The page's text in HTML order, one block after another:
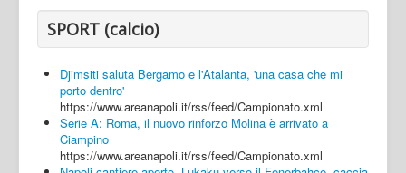
SPORT (calcio)
Djimsiti saluta Bergamo e l'Atalanta, 'una casa che mi
porto dentro'
https://www.areanapoli.it/rss/feed/Campionato.xml
Serie A: Roma, il nuovo rinforzo Molina è arrivato a
Ciampino
https://www.areanapoli.it/rss/feed/Campionato.xml